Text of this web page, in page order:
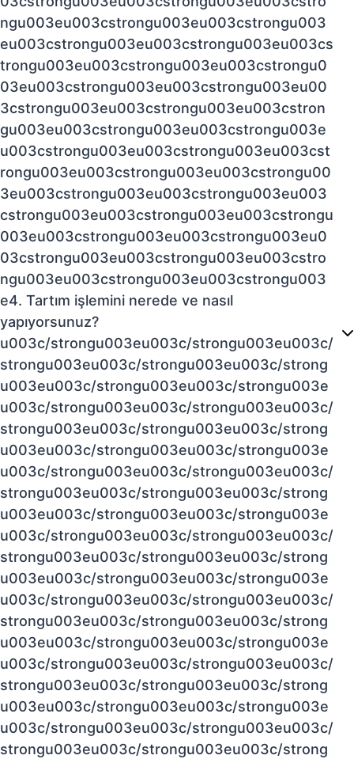
ngu003eu003cstrongu003eu003cstrongu003
eu003cstrongu003eu003cstrongu003eu003cs
trongu003eu003cstrongu003eu003cstrongu0
03eu003cstrongu003eu003cstrongu003eu00
3cstrongu003eu003cstrongu003eu003cstron
gu003eu003cstrongu003eu003cstrongu003e
u003cstrongu003eu003cstrongu003eu003cst
rongu003eu003cstrongu003eu003cstrongu00
3eu003cstrongu003eu003cstrongu003eu003
cstrongu003eu003cstrongu003eu003cstrongu
003eu003cstrongu003eu003cstrongu003eu0
03cstrongu003eu003cstrongu003eu003cstro
ngu003eu003cstrongu003eu003cstrongu003
e4. Tartım işlemini nerede ve nasıl
yapıyorsunuz?
u003c/strongu003eu003c/strongu003eu003c/
strongu003eu003c/strongu003eu003c/strong
u003eu003c/strongu003eu003c/strongu003e
u003c/strongu003eu003c/strongu003eu003c/
strongu003eu003c/strongu003eu003c/strong
u003eu003c/strongu003eu003c/strongu003e
u003c/strongu003eu003c/strongu003eu003c/
strongu003eu003c/strongu003eu003c/strong
u003eu003c/strongu003eu003c/strongu003e
u003c/strongu003eu003c/strongu003eu003c/
strongu003eu003c/strongu003eu003c/strong
u003eu003c/strongu003eu003c/strongu003e
u003c/strongu003eu003c/strongu003eu003c/
strongu003eu003c/strongu003eu003c/strong
u003eu003c/strongu003eu003c/strongu003e
u003c/strongu003eu003c/strongu003eu003c/
strongu003eu003c/strongu003eu003c/strong
u003eu003c/strongu003eu003c/strongu003e
u003c/strongu003eu003c/strongu003eu003c/
strongu003eu003c/strongu003eu003c/strong